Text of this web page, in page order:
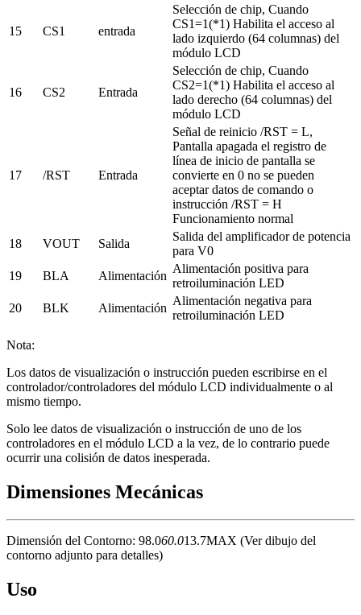
15 CS1 entrada
Selección de chip, Cuando
CS1=1(*1) Habilita el acceso al
lado izquierdo (64 columnas) del
módulo LCD
16 CS2 Entrada
Selección de chip, Cuando
CS2=1(*1) Habilita el acceso al
lado derecho (64 columnas) del
módulo LCD
17 /RST Entrada
Señal de reinicio /RST = L,
Pantalla apagada el registro de
línea de inicio de pantalla se
convierte en 0 no se pueden
aceptar datos de comando o
instrucción /RST = H
Funcionamiento normal
18
VOUT Salida
Salida del amplificador de potencia
para V0
19
BLA Alimentación
Alimentación positiva para
retroiluminación LED
20
BLK Alimentación
Alimentación negativa para
retroiluminación LED
Nota:
Los datos de visualización o instrucción pueden escribirse en el
controlador/controladores del módulo LCD individualmente o al
mismo tiempo.
Solo lee datos de visualización o instrucción de uno de los
controladores en el módulo LCD a la vez, de lo contrario puede
ocurrir una colisión de datos inesperada.
Dimensiones Mecánicas
Dimensión del Contorno: 98.060.013.7MAX (Ver dibujo del
contorno adjunto para detalles)
Uso